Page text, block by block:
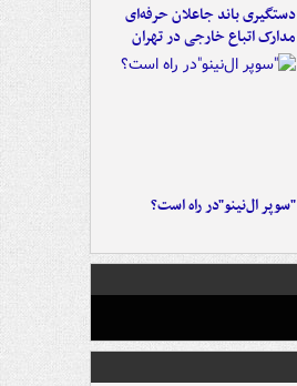
دستگیری باند جاعلان حرفه‌ای
مدارک اتباع خارجی در تهران
"سوپر ال‌نینو"در راه است؟